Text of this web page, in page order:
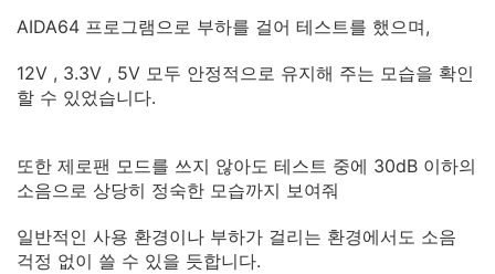
AIDA64 프로그램으로 부하를 걸어 테스트를 했으며,
12V , 3.3V , 5V 모두 안정적으로 유지해 주는 모습을 확인
할 수 있었습니다.
또한 제로팬 모드를 쓰지 않아도 테스트 중에 30dB 이하의
소음으로 상당히 정숙한 모습까지 보여줘
일반적인 사용 환경이나 부하가 걸리는 환경에서도 소음
걱정 없이 쓸 수 있을 듯합니다.